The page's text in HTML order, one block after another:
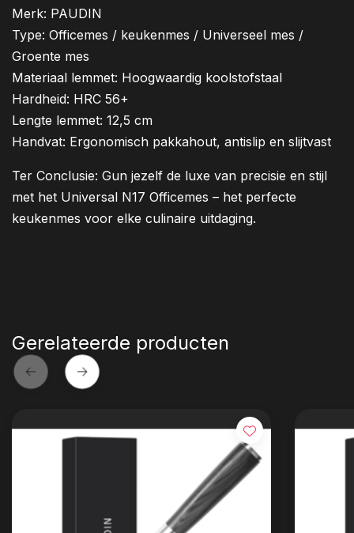
Merk: PAUDIN
Type: Officemes / keukenmes / Universeel mes /
Groente mes
Materiaal lemmet: Hoogwaardig koolstofstaal
Hardheid: HRC 56+
Lengte lemmet: 12,5 cm
Handvat: Ergonomisch pakkahout, antislip en slijtvast
Ter Conclusie: Gun jezelf de luxe van precisie en stijl
met het Universal N17 Officemes – het perfecte
keukenmes voor elke culinaire uitdaging.
Gerelateerde producten